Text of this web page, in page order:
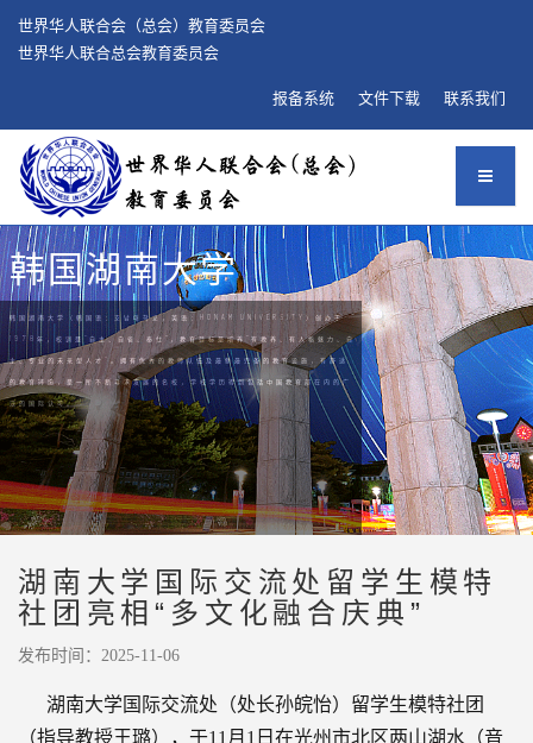
世界华人联合会（总会）教育委员会
世界华人联合总会教育委员会
报备系统 文件下载 联系我们
国湖南大学
韩国湖南大学（韩国语：호남대학교，英语：HONAM UNIVERSITY）创办于
1978年，校训是“自主、自省、奉仕”，教育目标是培养“有教养、有人格魅力、自
主、专业的未来型人才"。拥有优秀的教师队伍及最新最完备的教育设施，有舒适
的教育环境，是一所不断寻求发展的名校，学校学历得到包括中国教育部在内的广
泛的国际认可。
湖南大学国际交流处留学生模特
社团亮相“多文化融合庆典”
发布时间：2025-11-06
湖南大学国际交流处（处长孙皖怡）留学生模特社团
（指导教授王璐），于11月1日在光州市北区两山湖水（音